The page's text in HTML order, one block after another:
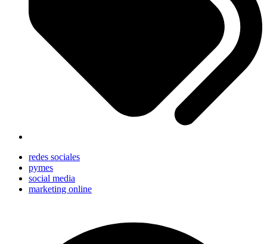
redes sociales
pymes
social media
marketing online